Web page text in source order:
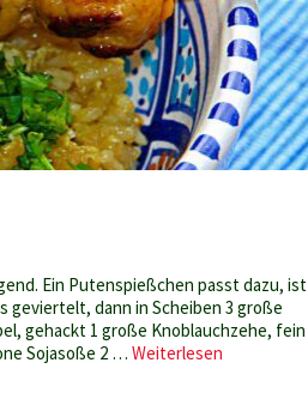
Ein Putenspießchen passt dazu, ist
geviertelt, dann in Scheiben 3 große
gehackt 1 große Knoblauchzehe, fein
Sojasoße 2 … Weiterlesen